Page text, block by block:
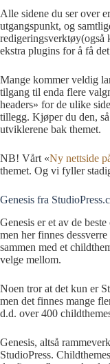
Alle sidene du ser over
utgangspunkt, og
redigeringsverktøy(også
ekstra plugins for å få
Mange kommer veldig
tilgang til enda flere
headers» for de ulike
tillegg. Kjøper du den,
utviklerene bak themet.
NB! Vårt «Ny nettside
themet. Og vi fyller
Genesis fra
Genesis er et av de
men her finnes
sammen med et
velge mellom.
Noen tror at det kun er
men det finnes mange
d.d. over 400
Genesis, altså
StudioPress.